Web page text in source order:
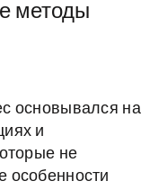
методы
основывался на
и
не
особенности